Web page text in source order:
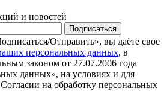
и новостей
Подписаться
Отправить», вы даёте свое
персональных данных, в
законом от 27.07.2006 года
данных», на условиях и для
на обработку персональных